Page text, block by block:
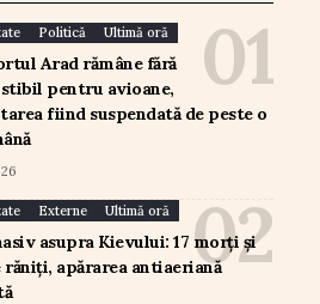
Politică Ultimă oră
Arad rămâne fără
pentru avioane,
fiind suspendată de peste o
Externe Ultimă oră
asupra Kievului: 17 morți și
răniți, apărarea antiaeriană